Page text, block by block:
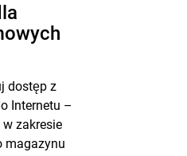
dostęp z
Internetu –
zakresie
magazynu